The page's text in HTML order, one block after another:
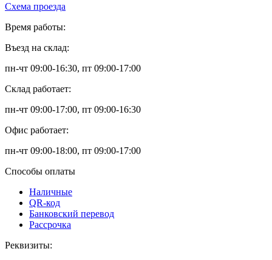
Схема проезда
Время работы:
Въезд на склад:
пн-чт 09:00-16:30, пт 09:00-17:00
Склад работает:
пн-чт 09:00-17:00, пт 09:00-16:30
Офис работает:
пн-чт 09:00-18:00, пт 09:00-17:00
Способы оплаты
Наличные
QR-код
Банковский перевод
Рассрочка
Реквизиты: